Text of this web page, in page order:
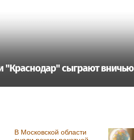
"Краснодар" сыграют вничью
В Московской области